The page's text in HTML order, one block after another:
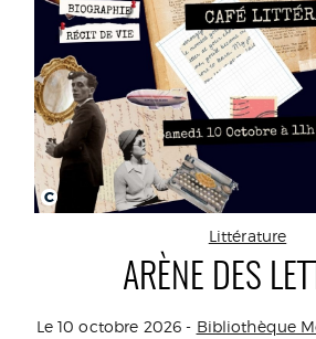
C
Littérature
ARÈNE DES
Le 10 octobre 2026 - Bibliothèque